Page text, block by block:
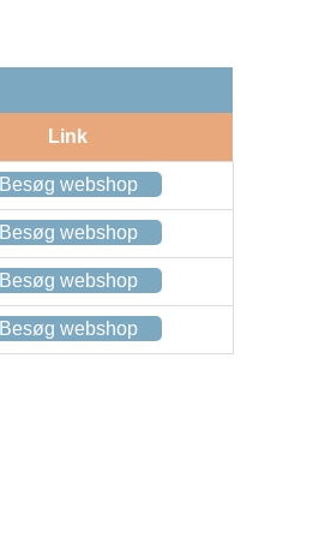
Link
Besøg webshop
Besøg webshop
Besøg webshop
Besøg webshop